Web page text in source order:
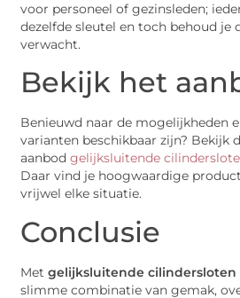
voor personeel of gezinsleden;
dezelfde sleutel en toch behoud je
verwacht.
Bekijk het
Benieuwd naar de mogelijkheden
varianten beschikbaar zijn? Bekijk
aanbodgelijksluitende
Daar vind je hoogwaardige
vrijwel elke situatie.
Conclusie
Metgelijksluitende cilindersloten
slimme combinatie van gemak,